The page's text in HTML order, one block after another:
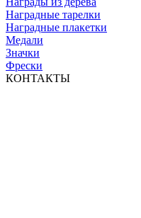
Наградные тарелки
Наградные плакетки
Медали
Значки
Фрески
КОНТАКТЫ